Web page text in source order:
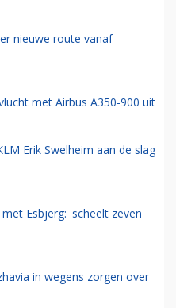
nieuwe route vanaf
met Airbus A350-900 uit
Erik Swelheim aan de slag
Esbjerg: 'scheelt zeven
in wegens zorgen over